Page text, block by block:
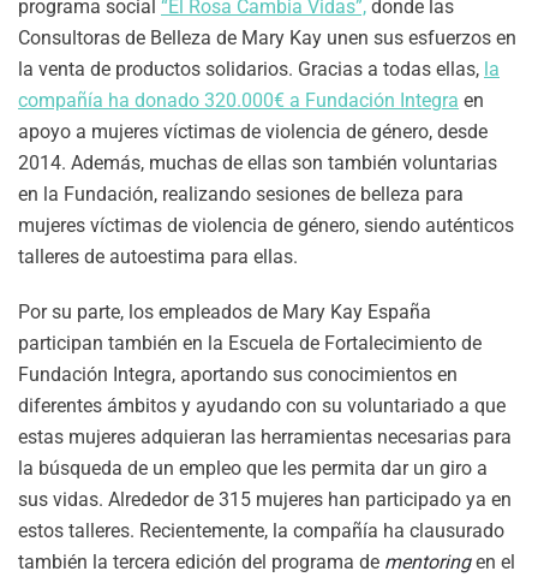
programa social “El Rosa Cambia Vidas”, donde las
Consultoras de Belleza de Mary Kay unen sus esfuerzos en
la venta de productos solidarios. Gracias a todas ellas, la
compañía ha donado 320.000€ a Fundación Integra en
apoyo a mujeres víctimas de violencia de género, desde
2014. Además, muchas de ellas son también voluntarias
en la Fundación, realizando sesiones de belleza para
mujeres víctimas de violencia de género, siendo auténticos
talleres de autoestima para ellas.
Por su parte, los empleados de Mary Kay España
participan también en la Escuela de Fortalecimiento de
Fundación Integra, aportando sus conocimientos en
diferentes ámbitos y ayudando con su voluntariado a que
estas mujeres adquieran las herramientas necesarias para
la búsqueda de un empleo que les permita dar un giro a
sus vidas. Alrededor de 315 mujeres han participado ya en
estos talleres. Recientemente, la compañía ha clausurado
también la tercera edición del programa de mentoringen el